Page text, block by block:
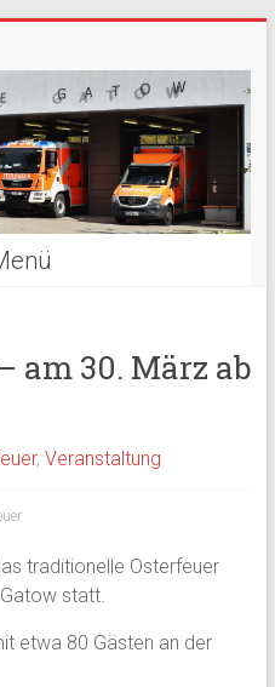
am 30. März ab
, Veranstaltung
traditionelle Osterfeuer
statt.
etwa 80 Gästen an der